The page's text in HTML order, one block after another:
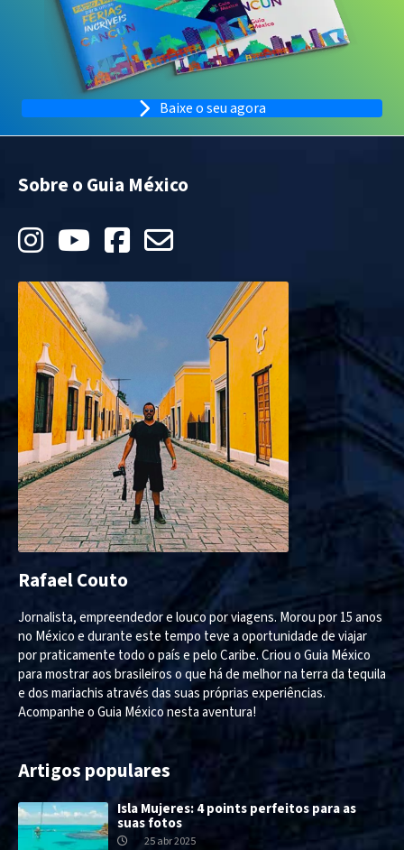
Baixe o seu agora
Sobre o Guia México
Rafael Couto
Jornalista, empreendedor e louco por viagens. Morou por 15 anos
no México e durante este tempo teve a oportunidade de viajar
por praticamente todo o país e pelo Caribe. Criou o Guia México
para mostrar aos brasileiros o que há de melhor na terra da tequila
e dos mariachis através das suas próprias experiências.
Acompanhe o Guia México nesta aventura!
Artigos populares
Isla Mujeres: 4 points perfeitos para as
suas fotos
25 abr 2025